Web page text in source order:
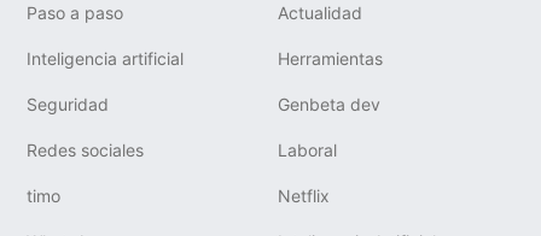
Paso a paso Actualidad
Inteligencia artificial Herramientas
Seguridad Genbeta dev
Redes sociales Laboral
timo Netflix